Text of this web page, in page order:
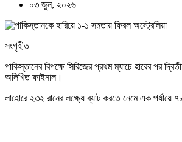
০৩ জুন, ২০২৬
সংগৃহীত
পাকিস্তানের বিপক্ষে সিরিজের প্রথম ম্যাচে হারের পর
অলিখিত ফাইনাল।
লাহোরে ২৩২ রানের লক্ষ্যে ব্যাট করতে নেমে এক পর্যায়ে